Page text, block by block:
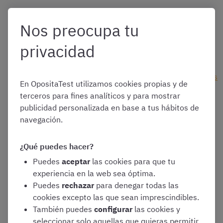
Prueba
oposiciones👉https://www.opositatest.com/test-
gratis
https://www.opositatest.com/cursos
Regístrate gratis en OpositaTestpara
mantenerte al día sobre las novedades de tu
oposición
Si necesitas ayuda para
preparación de tu oposición
, rellena este
formulario y uno de nuestros asesores te
contactará 👉
https://opo.cl/QpuIm
Nos preocupa tu
privacidad
En OpositaTest utilizamos cookies propias y de
terceros para fines analíticos y para mostrar
publicidad personalizada en base a tus hábitos de
navegación.
¿Qué puedes hacer?
Puedes aceptar las cookies para que tu
experiencia en la web sea óptima.
Puedes rechazar para denegar todas las
cookies excepto las que sean imprescindibles.
También puedes configurar las cookies y
seleccionar solo aquellas que quieras permitir